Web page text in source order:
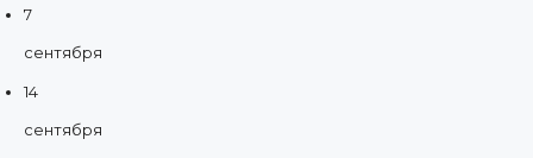
7
сентября
14
сентября